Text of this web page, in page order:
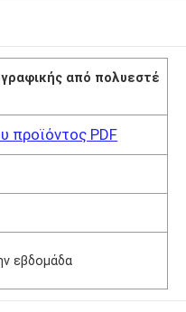
από πολυεστέ
προϊόντος PDF
εβδομάδα